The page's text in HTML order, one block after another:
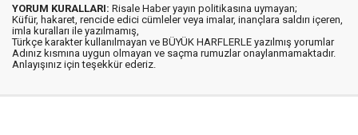
YORUM KURALLARI: Risale Haber yayın politikasına uymayan;
Küfür, hakaret, rencide edici cümleler veya imalar, inançlara saldırı içeren,
imla kuralları ile yazılmamış,
Türkçe karakter kullanılmayan ve BÜYÜK HARFLERLE yazılmış yorumlar
Adınız kısmına uygun olmayan ve saçma rumuzlar onaylanmamaktadır.
Anlayışınız için teşekkür ederiz.